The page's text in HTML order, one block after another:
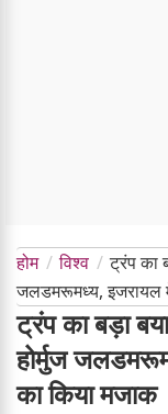
होम विश्व
ट्रंप का
जलडमरूमध्य, इजरायल
ट्रंप का बड़ा
होर्मुज
का किया मजाक